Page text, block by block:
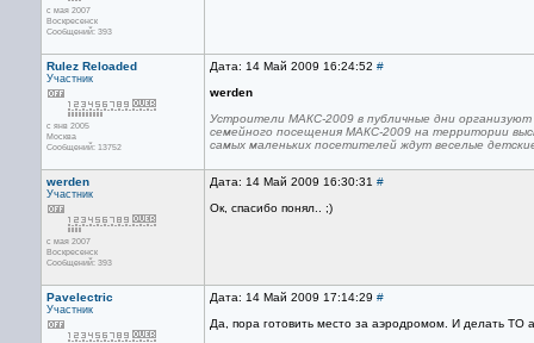
с мая 2007
Воскресенск
Сообщений: 393
Rulez Reloaded
Участник
с янв 2005
Москва
Сообщений: 13752
Дата: 14 Май 2009 16:24:52 #
werden
Устроители МАКС-2009 в публичные дни
семейного посещения МАКС-2009 на территории
самых маленьких посетителей ждут веселые
werden
Участник
с мая 2007
Воскресенск
Сообщений: 393
Дата: 14 Май 2009 16:30:31 #
Ок, спасибо понял.. ;)
Pavelectric
Участник
Дата: 14 Май 2009 17:14:29 #
Да, пора готовить место за аэродромом. И делать ТО